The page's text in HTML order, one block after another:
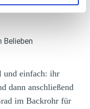
und einfach: ihr
dann anschließend
im Backrohr für